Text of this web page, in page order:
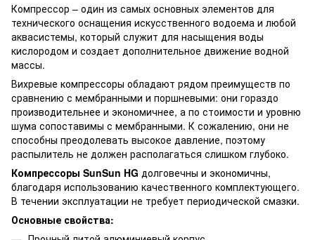
Компрессор – один из самых основных элементов для
технического оснащения искусственного водоема и любой
аквасистемы, который служит для насыщения воды
кислородом и создает дополнительное движение водной
массы.
Вихревые компрессоры обладают рядом преимуществ по
сравнению с мембранными и поршневыми: они гораздо
производительнее и экономичнее, а по стоимости и уровню
шума сопоставимы с мембранными. К сожалению, они не
способны преодолевать высокое давление, поэтому
распылитель не должен располагаться слишком глубоко.
Компрессоры SunSun HG долговечны и экономичны,
благодаря использованию качественного комплектующего.
В течении эксплуатации не требует периодической смазки.
Основные свойства: